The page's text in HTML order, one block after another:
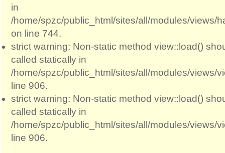
in
/home/spzc/public_html/sites/all/modules/views/
on line 744.
strict warning: Non-static method view::load()
called statically in
/home/spzc/public_html/sites/all/modules/views/
line 906.
strict warning: Non-static method view::load()
called statically in
/home/spzc/public_html/sites/all/modules/views/
line 906.